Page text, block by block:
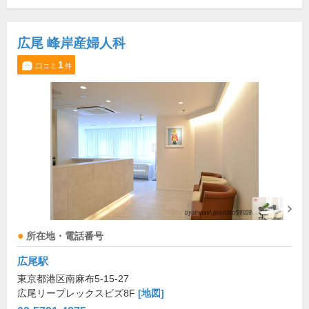
広尾 峰岸産婦人科
口コミ 1件
所在地・電話番号
広尾駅
東京都港区南麻布5-15-27
広尾リープレックスビズ8F [地図]